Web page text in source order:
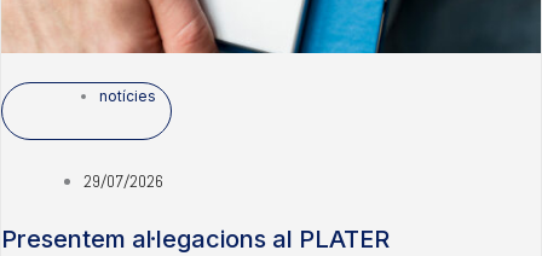
notícies
29/07/2026
Presentem al·legacions al PLATER